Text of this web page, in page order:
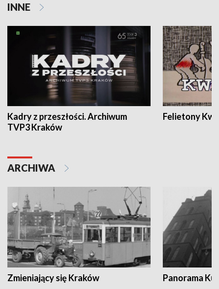
INNE
Kadry z przeszłości. Archiwum
TVP3 Kraków
Felietony
ARCHIWA
Zmieniający się Kraków Panorama